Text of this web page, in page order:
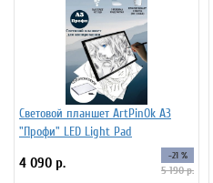
Световой планшет ArtPinOk А3
"Профи" LED Light Pad
4 090 р. -21 %
5 190 р.